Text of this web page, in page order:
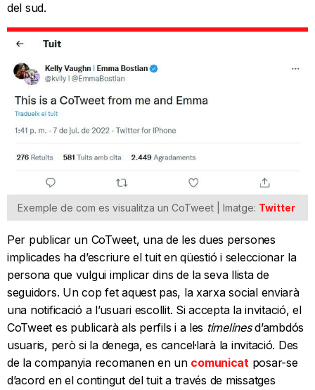
del sud.
Exemple de com es visualitza un CoTweet | Imatge: Twitter
Per publicar un CoTweet, una de les dues persones
implicades ha d’escriure el tuit en qüestió i seleccionar la
persona que vulgui implicar dins de la seva llista de
seguidors. Un cop fet aquest pas, la xarxa social enviarà
una notificació a l’usuari escollit. Si accepta la invitació, el
CoTweet es publicarà als perfils i a les timelinesd’ambdós
usuaris, però si la denega, es cancel·larà la invitació. Des
de la companyia recomanen en un comunicatposar-se
d’acord en el contingut del tuit a través de missatges